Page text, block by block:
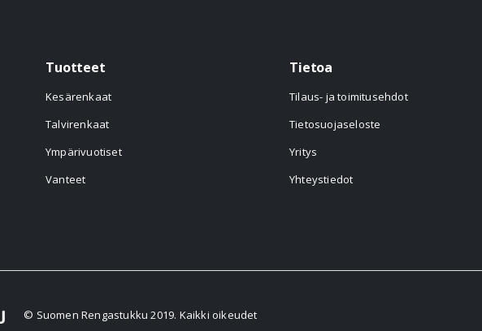
Tuotteet
Kesärenkaat
Talvirenkaat
Ympärivuotiset
Vanteet
Tietoa
Tilaus- ja toimitusehdot
Tietosuojaseloste
Yritys
Yhteystiedot
© Suomen Rengastukku 2019. Kaikki oikeudet